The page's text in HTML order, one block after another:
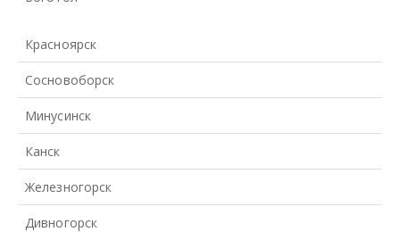
Красноярск
Сосновоборск
Минусинск
Канск
Железногорск
Дивногорск